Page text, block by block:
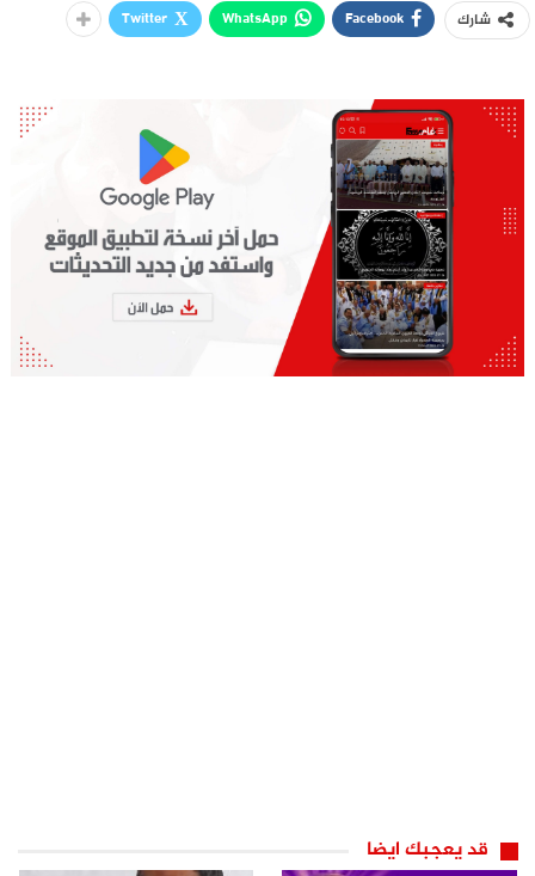
شارك Facebook
WhatsApp
Twitter
قد يعجبك ايضا